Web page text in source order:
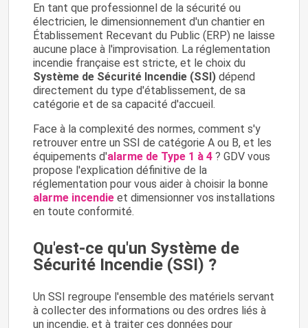
En tant que professionnel de la sécurité ou
électricien, le dimensionnement d'un chantier en
Établissement Recevant du Public (ERP) ne laisse
aucune place à l'improvisation. La réglementation
incendie française est stricte, et le choix du
Système de Sécurité Incendie (SSI) dépend
directement du type d'établissement, de sa
catégorie et de sa capacité d'accueil.
Face à la complexité des normes, comment s'y
retrouver entre un SSI de catégorie A ou B, et les
équipements d'alarme de Type 1 à 4 ? GDV vous
propose l'explication définitive de la
réglementation pour vous aider à choisir la bonne
alarme incendie et dimensionner vos installations
en toute conformité.
Qu'est-ce qu'un Système de
Sécurité Incendie (SSI) ?
Un SSI regroupe l'ensemble des matériels servant
à collecter des informations ou des ordres liés à
un incendie, et à traiter ces données pour